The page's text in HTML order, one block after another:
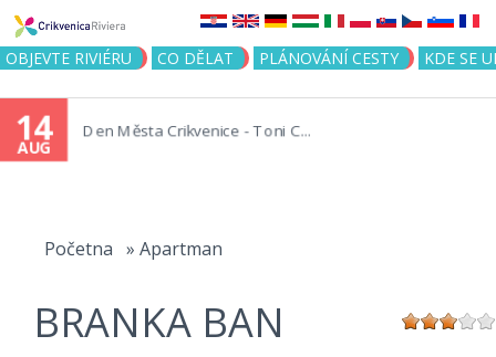
Jump to navigation
OBJEVTE RIVIÉRU CO DĚLAT PLÁNOVÁNÍ CESTY KDE SE
14
AUG
Den Města Crikvenice - Toni C...
Početna » Apartman
BRANKA BAN